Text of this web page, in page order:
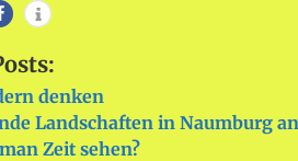
denken
Landschaften in Naumburg
Zeit sehen?